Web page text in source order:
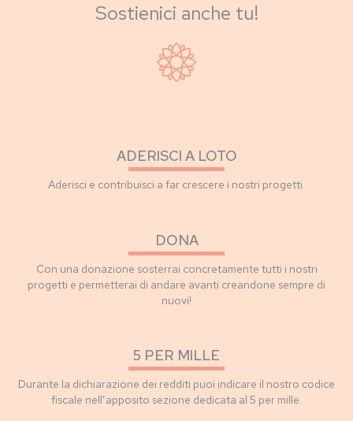
Sostienici anche tu!
ADERISCI A LOTO
Aderisci e contribuisci a far crescere i nostri progetti.
DONA
Con una donazione sosterrai concretamente tutti i nostri
progetti e permetterai di andare avanti creandone sempre di
nuovi!
5 PER MILLE
Durante la dichiarazione dei redditi puoi indicare il nostro codice
fiscale nell’apposito sezione dedicata al 5 per mille.